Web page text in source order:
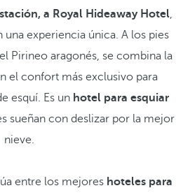
a Royal Hideaway Hotel,
experiencia única. A los pies
Pirineo aragonés, se combina la
el confort más exclusivo para
esquí. Es un hotel para esquiar
sueñan con deslizar por la mejor
nieve.
entre los mejores hoteles para